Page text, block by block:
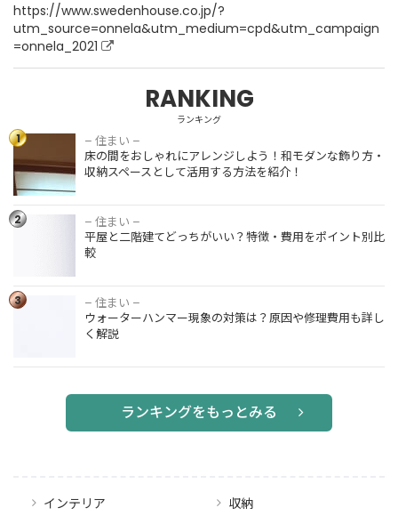
https://www.swedenhouse.co.jp/?
utm_source=onnela&utm_medium=cpd&utm_campaign
=onnela_2021
RANKING
ランキング
1
– 住まい –
床の間をおしゃれにアレンジしよう！和モダンな飾り方・
収納スペースとして活用する方法を紹介！
2
– 住まい –
平屋と二階建てどっちがいい？特徴・費用をポイント別比
較
3
– 住まい –
ウォーターハンマー現象の対策は？原因や修理費用も詳し
く解説
ランキングをもっとみる
インテリア
収納